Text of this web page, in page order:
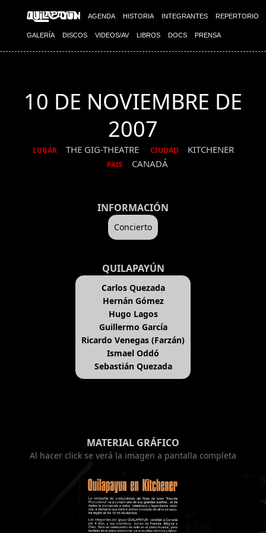
AGENDA HISTORIA INTEGRANTES REPERTORIO
GALERÍA DISCOS VIDEOS/AV LIBROS DOCS PRENSA
10 DE NOVIEMBRE DE
2007
LUGAR THE GIG-THEATRE CIUDAD KITCHENER
PAIS CANADÁ
INFORMACIÓN
Concierto
QUILAPAYÚN
Carlos Quezada
Hernán Gómez
Hugo Lagos
Guillermo García
Ricardo Venegas (Farzán)
Ismael Oddó
Sebastián Quezada
MATERIAL GRÁFICO
Al hacer click se verá la imagen a pantalla completa